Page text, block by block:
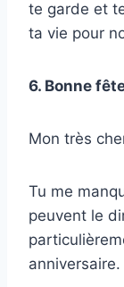
te garde et
ta vie pour
6. Bonne
Mon très
Tu me
peuvent le
anniversaire.